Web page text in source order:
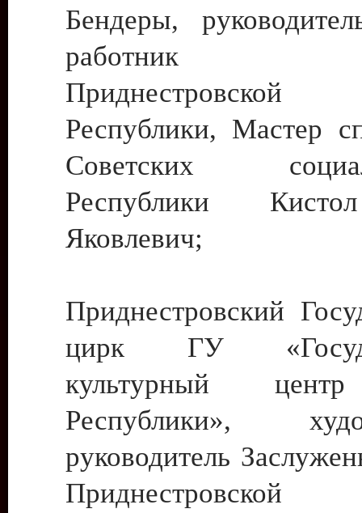
Бендеры,
работник
Приднестровской
Республики, Мастер
Советских
Республики
Яковлевич;
Приднестровский
цирк ГУ
культурный
Республики»,
руководитель
Приднестровской